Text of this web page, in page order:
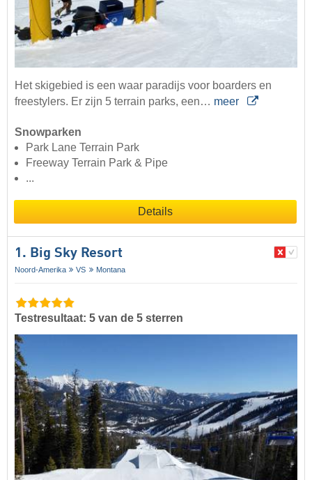
Het skigebied is een waar paradijs voor boarders en
freestylers. Er zijn 5 terrain parks, een… meer
Snowparken
Park Lane Terrain Park
Freeway Terrain Park & Pipe
...
Details
1. Big Sky Resort
Noord-Amerika VS Montana
Testresultaat: 5 van de 5 sterren